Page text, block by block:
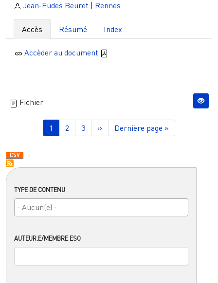
TYPE DE CONTENU
AUTEUR.E/MEMBRE ESO
Jean-Eudes Beuret Rennes
Accès Résumé Index
Accèder au document
Fichier
Pagination
Page courante
1 Page
2 Page
3 Page suivante
›› Dernière page
Dernière page »